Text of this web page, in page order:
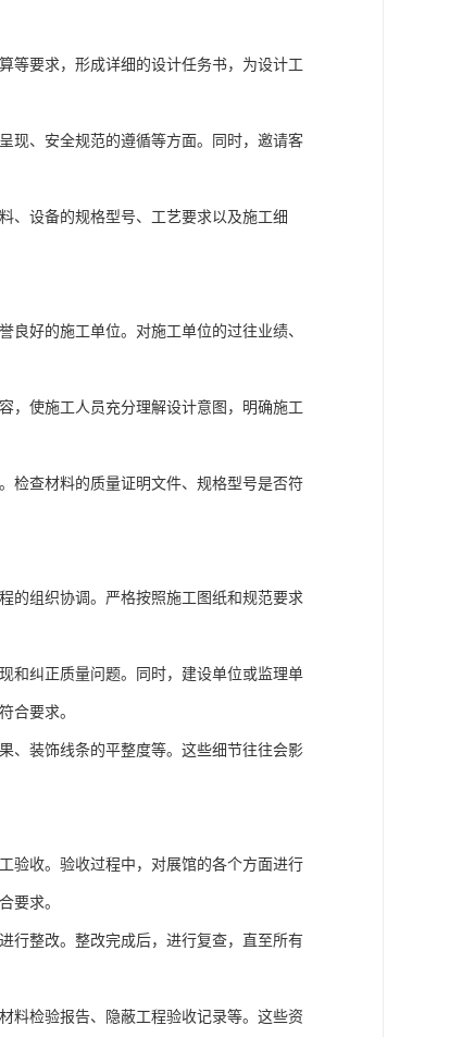
等要求，形成详细的设计任务书，为设计工
现、安全规范的遵循等方面。同时，邀请客
、设备的规格型号、工艺要求以及施工细
好的施工单位。对施工单位的过往业绩、
，使施工人员充分理解设计意图，明确施工
检查材料的质量证明文件、规格型号是否符
的组织协调。严格按照施工图纸和规范要求
和纠正质量问题。同时，建设单位或监理单
合要求。
、装饰线条的平整度等。这些细节往往会影
验收。验收过程中，对展馆的各个方面进行
要求。
行整改。整改完成后，进行复查，直至所有
料检验报告、隐蔽工程验收记录等。这些资